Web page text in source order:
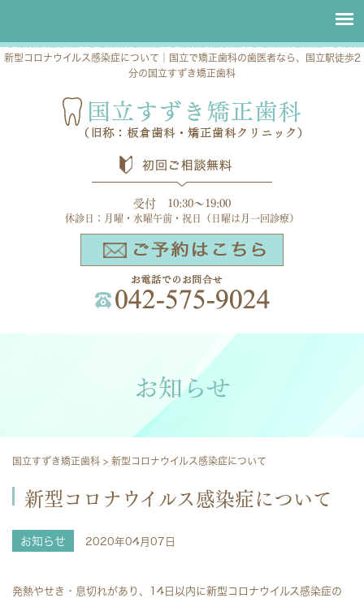
新型コロナウイルス感染症について｜国立で矯正歯科の歯医者なら、国立駅徒歩2
分の国立すずき矯正歯科
受付 10:30～19:00
休診日：月曜・水曜午前・祝日（日曜は月一回診療）
お知らせ
国立すずき矯正歯科 > 新型コロナウイルス感染症について
新型コロナウイルス感染症について
お知らせ 2020年04月07日
発熱やせき・息切れがあり、14日以内に新型コロナウイルス感染症の